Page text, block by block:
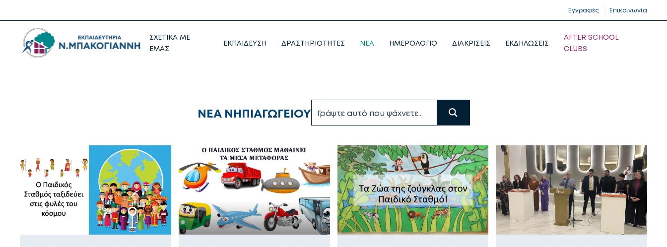
Εγγραφές Επικοινωνία
ΣΧΕΤΙΚΑ ΜΕ
ΕΜΑΣ
ΕΚΠΑΙΔΕΥΣΗ ΔΡΑΣΤΗΡΙΟΤΗΤΕΣ NEA ΗΜΕΡΟΛΟΓΙΟ ΔΙΑΚΡΙΣΕΙΣ ΕΚΔΗΛΩΣΕΙΣ
AFTER SCHOOL
CLUBS
ΝΕΑ ΝΗΠΙΑΓΩΓΕΙΟΥ